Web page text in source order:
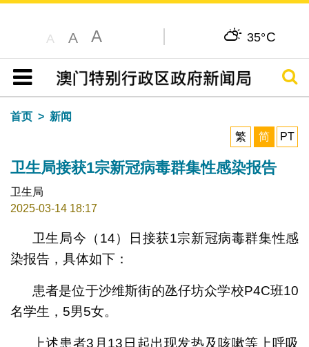
A A A 35°C
目录
搜寻
首页
新闻
繁
简 PT
卫生局接获1宗新冠病毒群集性感染报告
卫生局
2025-03-14 18:17
卫生局今（14）日接获1宗新冠病毒群集性感
染报告，具体如下：
患者是位于沙维斯街的氹仔坊众学校P4C班10
名学生，5男5女。
上述患者3月13日起出现发热及咳嗽等上呼吸